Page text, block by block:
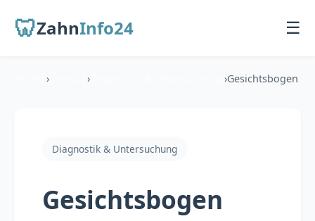
🦷ZahnInfo24 ☰
Startseite
Zahnarzt finden
›Lexikon ›Diagnostik & Untersuchung ›Gesichtsbogen
Diagnostik & Untersuchung
Gesichtsbogen